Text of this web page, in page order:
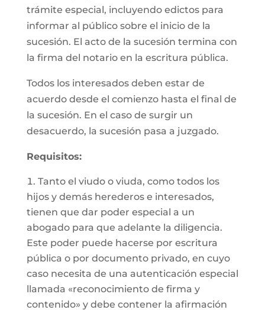
trámite especial, incluyendo edictos para
informar al público sobre el inicio de la
sucesión. El acto de la sucesión termina con
la firma del notario en la escritura pública.
Todos los interesados deben estar de
acuerdo desde el comienzo hasta el final de
la sucesión. En el caso de surgir un
desacuerdo, la sucesión pasa a juzgado.
Requisitos:
Tanto el viudo o viuda, como todos los
hijos y demás herederos e interesados,
tienen que dar poder especial a un
abogado para que adelante la diligencia.
Este poder puede hacerse por escritura
pública o por documento privado, en cuyo
caso necesita de una autenticación especial
llamada «reconocimiento de firma y
contenido» y debe contener la afirmación